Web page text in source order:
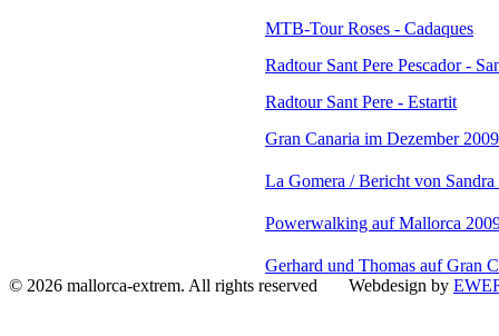
MTB-Tour Roses - Cadaques
Radtour Sant Pere Pescador -
Radtour Sant Pere - Estartit
Gran Canaria im Dezember 2009
La Gomera / Bericht von
Powerwalking auf Mallorca
Gerhard und Thomas auf Gran
© 2026 mallorca-extrem. All rights reserved Webdesign by